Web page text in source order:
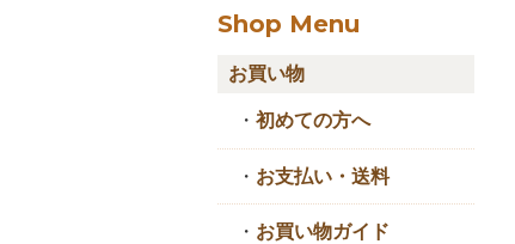
Shop Menu
お買い物
・ 初めての方へ
・ お支払い・送料
・ お買い物ガイド